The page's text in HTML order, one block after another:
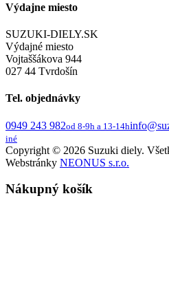
Výdajne miesto
SUZUKI-DIELY.SK
Výdajné miesto
Vojtaššákova 944
027 44 Tvrdošín
Tel. objednávky
0949 243 982od 8-9h a 13-14h
iné
Copyright © 2026 Suzuki diely.
Webstránky NEONUS s.r.o.
Nákupný košík